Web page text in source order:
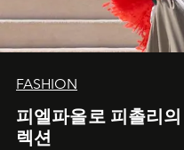
FASHION
피엘파올로 피촐리
렉션